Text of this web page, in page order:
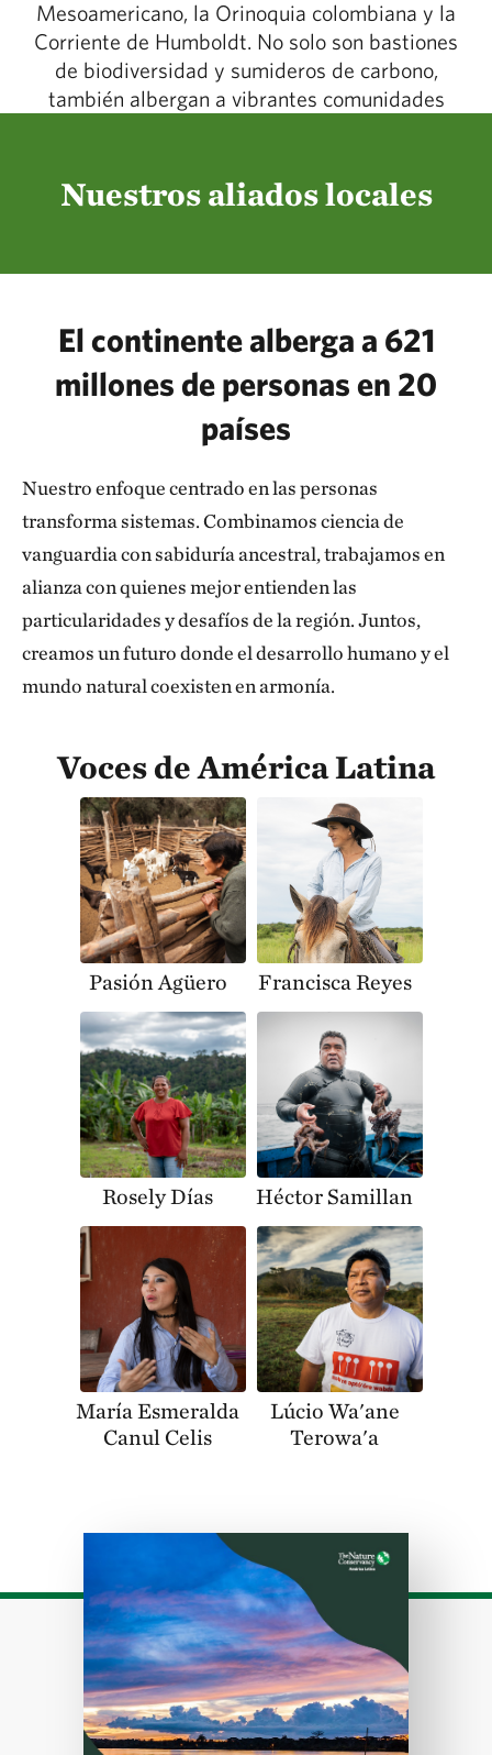
Mesoamericano, la Orinoquia colombiana y la
Corriente de Humboldt. No solo son bastiones
de biodiversidad y sumideros de carbono,
también albergan a vibrantes comunidades
Nuestros aliados locales
El continente alberga a 621
millones de personas en 20
países
Nuestro enfoque centrado en las personas
transforma sistemas. Combinamos ciencia de
vanguardia con sabiduría ancestral, trabajamos en
alianza con quienes mejor entienden las
particularidades y desafíos de la región. Juntos,
creamos un futuro donde el desarrollo humano y el
mundo natural coexisten en armonía.
Voces de América Latina
Pasión Agüero Francisca Reyes
Rosely Días Héctor Samillan
María Esmeralda
Canul Celis
Lúcio Wa'ane
Terowa'a